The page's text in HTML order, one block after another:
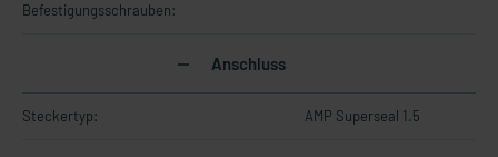
Befestigungsschrauben:
Anschluss
Steckertyp: AMP Superseal 1.5